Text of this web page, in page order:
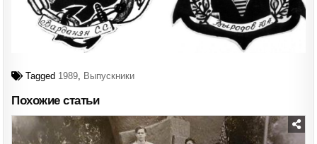
Tagged 1989, Выпускники
Похожие статьи